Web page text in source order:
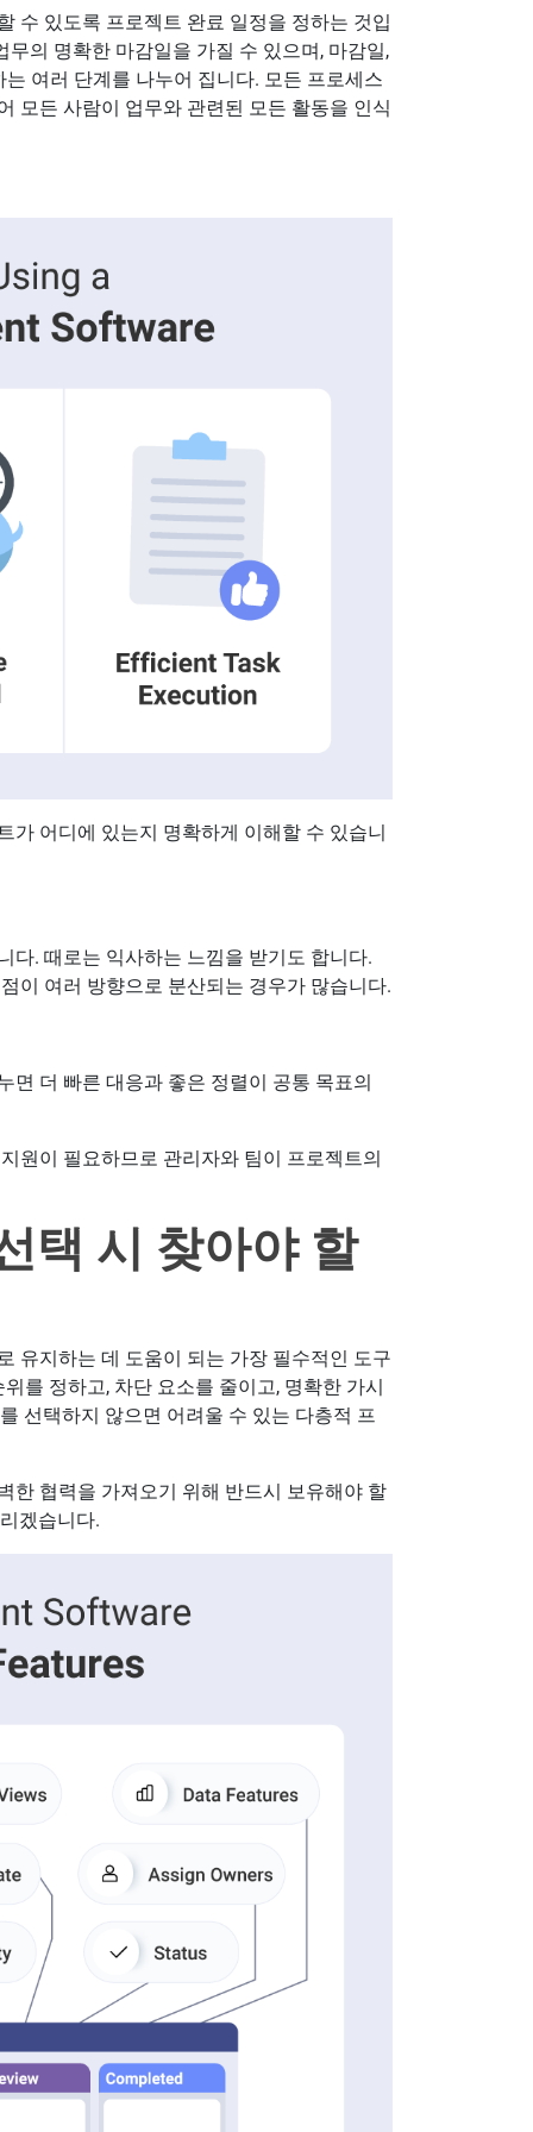
수 있도록 프로젝트 완료 일정을 정하는 것입
의 명확한 마감일을 가질 수 있으며, 마감일,
여러 단계를 나누어 집니다. 모든 프로세스
모든 사람이 업무와 관련된 모든 활동을 인식
어디에 있는지 명확하게 이해할 수 있습니
다. 때로는 익사하는 느낌을 받기도 합니다.
이 여러 방향으로 분산되는 경우가 많습니다.
면 더 빠른 대응과 좋은 정렬이 공통 목표의
원이 필요하므로 관리자와 팀이 프로젝트의
택 시 찾아야 할
유지하는 데 도움이 되는 가장 필수적인 도구
를 정하고, 차단 요소를 줄이고, 명확한 가시
선택하지 않으면 어려울 수 있는 다층적 프
한 협력을 가져오기 위해 반드시 보유해야 할
겠습니다.